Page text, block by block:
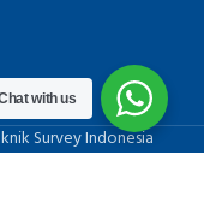
Survey Indonesia
with us